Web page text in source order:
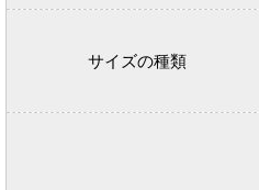
サイズの種類